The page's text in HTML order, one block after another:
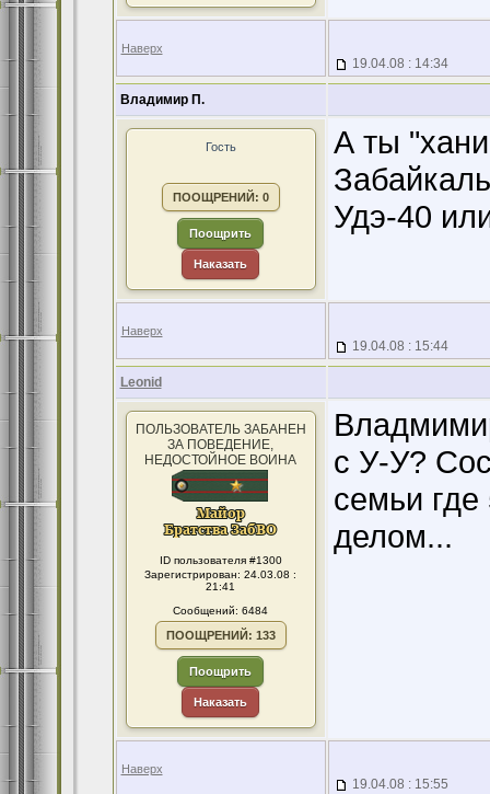
Наверх
19.04.08 : 14:34
Владимир П.
Гость
ПООЩРЕНИЙ: 0
Поощрить
Наказать
А ты
Удэ-40
Наверх
19.04.08 : 15:44
Leonid
ПОЛЬЗОВАТЕЛЬ ЗАБАНЕН
ЗА ПОВЕДЕНИЕ,
НЕДОСТОЙНОЕ ВОИНА
ID пользователя #1300
Зарегистрирован: 24.03.08 :
21:41
Сообщений: 6484
ПООЩРЕНИЙ: 133
Поощрить
Наказать
с У-У?
семьи
делом...
Наверх
19.04.08 : 15:55